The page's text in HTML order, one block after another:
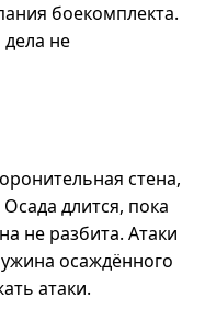
боекомплекта.
не
стена,
длится, пока
не разбита. Атаки
осаждённого
атаки.